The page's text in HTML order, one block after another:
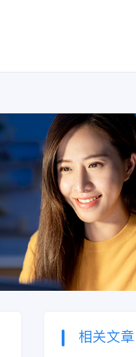
相关文章